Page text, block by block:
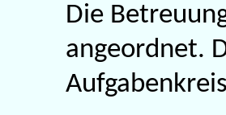
Die
angeordnet.